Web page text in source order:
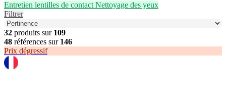
Entretien lentilles de contactNettoyage des yeux
Filtrer
32 produits sur 109
48 références sur 146
Prix dégressif